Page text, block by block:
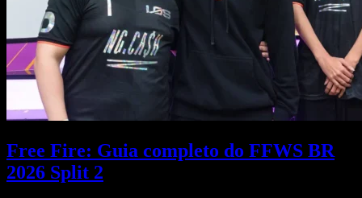
Free Fire: Guia completo do FFWS BR
2026 Split 2